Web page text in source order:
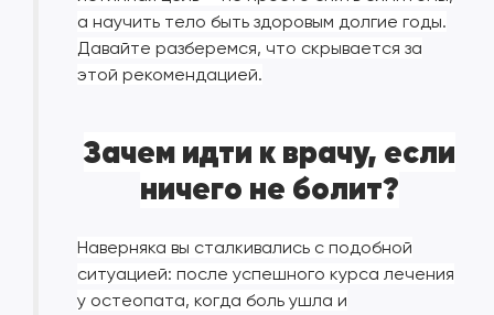
а научить тело быть здоровым долгие годы.
Давайте разберемся, что скрывается за
этой рекомендацией.
Зачем идти к врачу, если
ничего не болит?
Наверняка вы сталкивались с подобной
ситуацией: после успешного курса лечения
у остеопата, когда боль ушла и